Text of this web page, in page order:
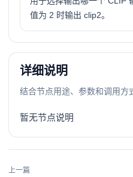
值为 2 时输出 clip2。
详细说明
结合节点用途、参数和调用方
暂无节点说明
上一篇